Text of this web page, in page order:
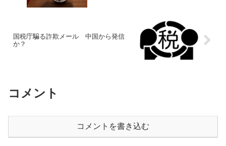
国税庁騙る詐欺メール 中国から発信
か？
コメント
コメントを書き込む